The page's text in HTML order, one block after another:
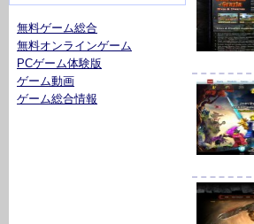
無料ゲーム総合
無料オンラインゲーム
PCゲーム体験版
ゲーム動画
ゲーム総合情報